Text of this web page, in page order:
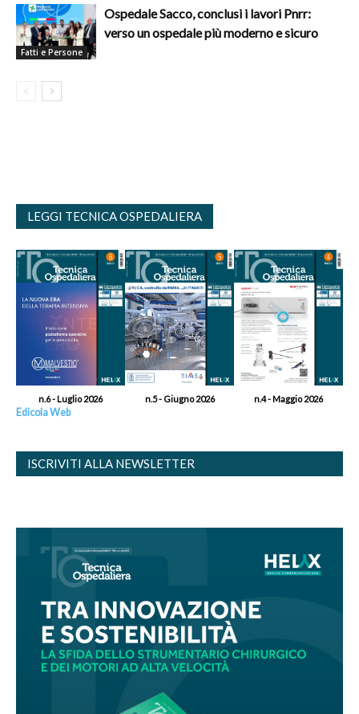
Fatti e Persone
Ospedale Sacco, conclusi i lavori Pnrr:
verso un ospedale più moderno e sicuro
LEGGI TECNICA OSPEDALIERA
n.6 - Luglio 2026 n.5 - Giugno 2026 n.4 - Maggio 2026
Edicola Web
ISCRIVITI ALLA NEWSLETTER